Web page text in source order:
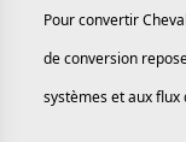
Pour convertir
de conversion
systèmes et aux